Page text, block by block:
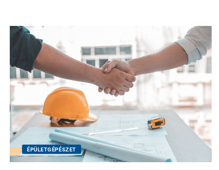
ÉPÜLETGÉPÉSZET